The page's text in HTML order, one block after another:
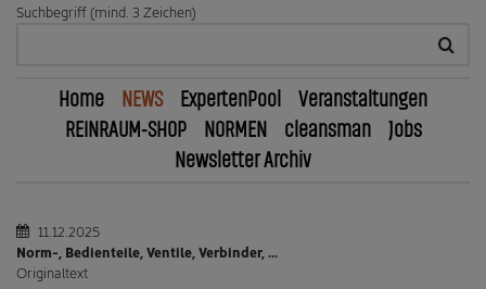
Suchbegriff (mind. 3 Zeichen)
Home NEWS ExpertenPool
Veranstaltungen
REINRAUM-SHOP
NORMEN cleansman
Jobs
Newsletter Archiv
11.12.2025
Norm-, Bedienteile, Ventile, Verbinder, ...
Originaltext